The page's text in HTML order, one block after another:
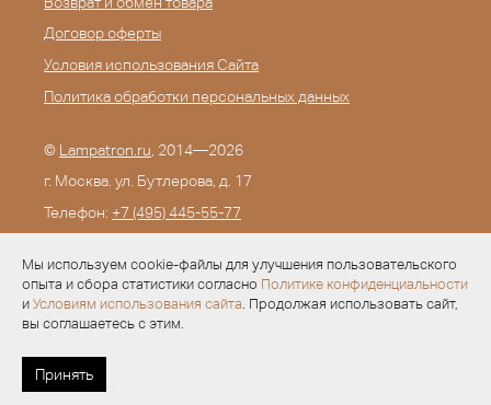
Мы используем cookie-файлы для улучшения пользовательского
опыта и сбора статистики согласно Политике конфиденциальности
и Условиям использования сайта. Продолжая использовать сайт,
вы соглашаетесь с этим.
Принять
Договор оферты
Условия использования Сайта
Политика обработки персональных данных
© Lampatron.ru , 2014—2026
г. Москва. ул. Бутлерова, д. 17
Телефон: +7 (495) 445-55-77
Разработка —Evid.ru